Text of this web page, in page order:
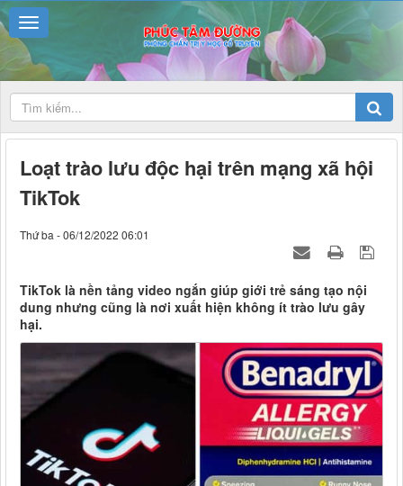
Loạt trào lưu độc hại trên mạng xã hội
TikTok
Thứ ba - 06/12/2022 06:01
TikTok là nền tảng video ngắn giúp giới trẻ sáng tạo nội
dung nhưng cũng là nơi xuất hiện không ít trào lưu gây
hại.